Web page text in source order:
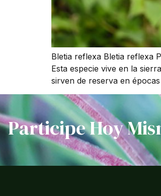
Bletia reflexa Bletia reflexa
Esta especie vive en la
sirven de reserva en
Participe Hoy